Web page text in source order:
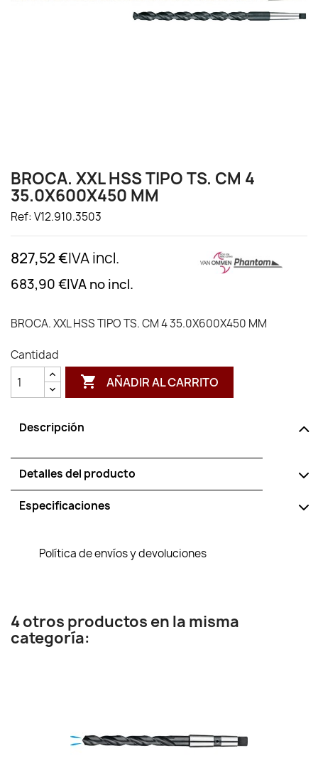
BROCA. XXL HSS TIPO TS. CM 4
35.0X600X450 MM
Ref: V12.910.3503
827,52 €IVA incl.
683,90 €IVA no incl.
BROCA. XXL HSS TIPO TS. CM 4 35.0X600X450 MM
Cantidad
 AÑADIR AL CARRITO
Descripción
Detalles del producto
Especificaciones
Política de envíos y devoluciones
4 otros productos en la misma
categoría: